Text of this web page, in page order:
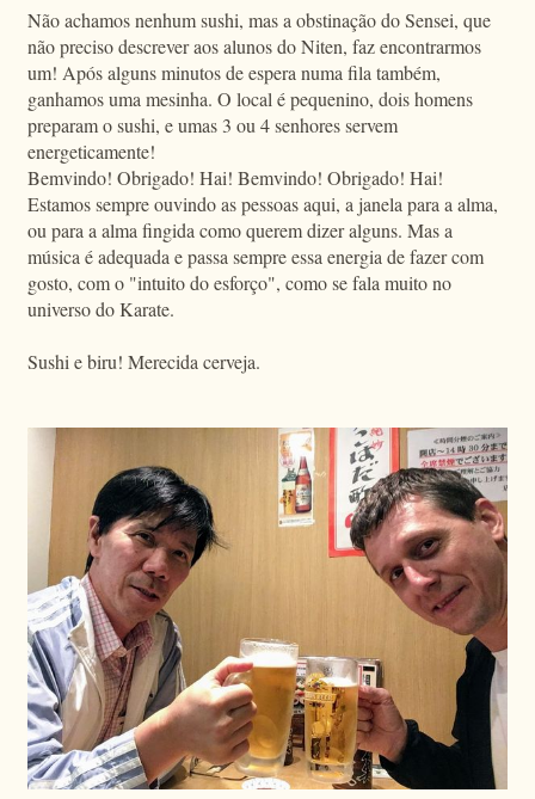
Não achamos nenhum sushi, mas a obstinação do Sensei, que
não preciso descrever aos alunos do Niten, faz encontrarmos
um! Após alguns minutos de espera numa fila também,
ganhamos uma mesinha. O local é pequenino, dois homens
preparam o sushi, e umas 3 ou 4 senhores servem
energeticamente!
Bemvindo! Obrigado! Hai! Bemvindo! Obrigado! Hai!
Estamos sempre ouvindo as pessoas aqui, a janela para a alma,
ou para a alma fingida como querem dizer alguns. Mas a
música é adequada e passa sempre essa energia de fazer com
gosto, com o "intuito do esforço", como se fala muito no
universo do Karate.
Sushi e biru! Merecida cerveja.